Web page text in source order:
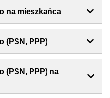
na mieszkańca
(PSN, PPP)
(PSN, PPP) na